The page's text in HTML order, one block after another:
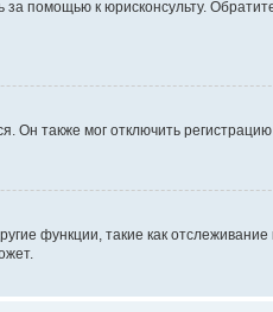
помощью к юрисконсульту.
Он также мог отключить
функции, такие как